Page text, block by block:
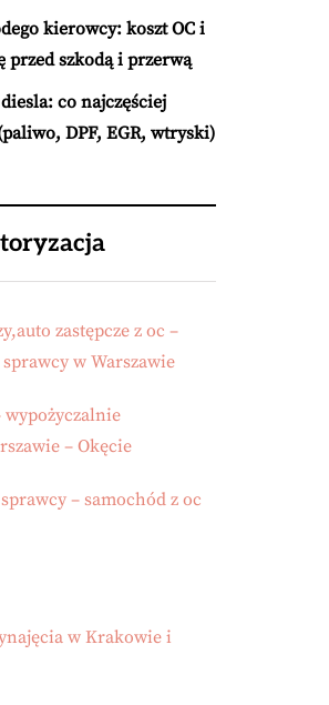
kierowcy: koszt OC i
przed szkodą i przerwą
co najczęściej
DPF, EGR, wtryski)
zastępcze z oc –
w Warszawie
wypożyczalnie
– Okęcie
– samochód z oc
w Krakowie i